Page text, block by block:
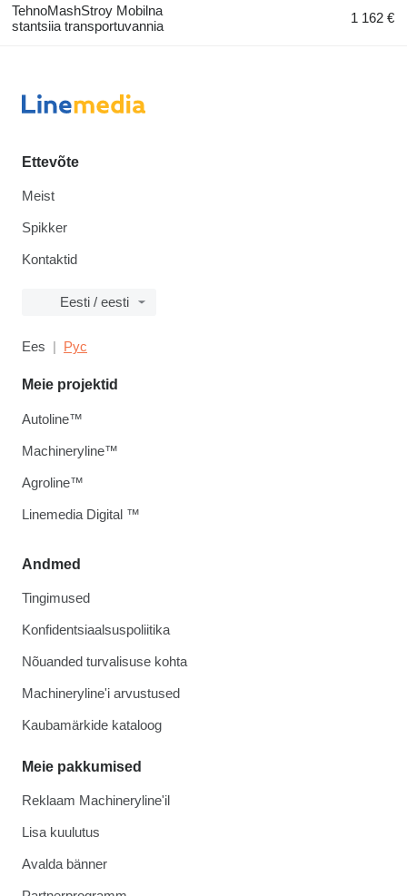
TehnoMashStroy Mobilna
stantsiia transportuvannia
1 162 €
Ettevõte
Meist
Spikker
Kontaktid
Eesti / eesti
Ees Рус
Andmed
Tingimused
Konfidentsiaalsuspoliitika
Nõuanded turvalisuse kohta
Machineryline'i arvustused
Kaubamärkide kataloog
Meie pakkumised
Reklaam Machineryline'il
Lisa kuulutus
Avalda bänner
Meie projektid
Autoline™
Machineryline™
Agroline™
Linemedia Digital ™